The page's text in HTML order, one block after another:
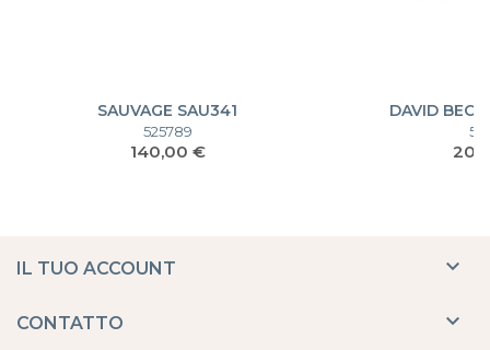
SAUVAGE SAU341
525789
Prezzo
140,00 €
DAVID
IL TUO ACCOUNT 
CONTATTO 